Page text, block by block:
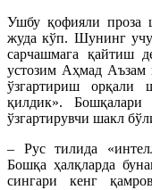
Ушбу қофияли проза
жуда кўп. Шунинг
сарчашмага қайтиш
устозим Аҳмад Аъзам
ўзгартириш орқали
қилдик».
ўзгартирувчи шакл
– Рус тилида
Бошқа ҳалқларда
сингари кенг